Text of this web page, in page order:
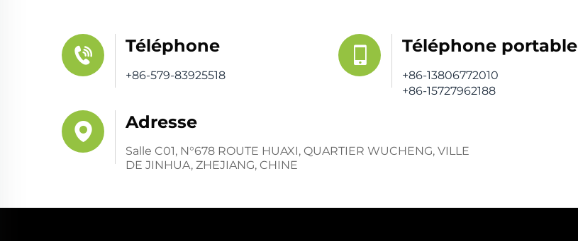
Téléphone
+86-579-83925518
Téléphone portable
+86-13806772010
+86-15727962188
Adresse
Salle C01, N°678 ROUTE HUAXI, QUARTIER WUCHENG, VILLE
DE JINHUA, ZHEJIANG, CHINE